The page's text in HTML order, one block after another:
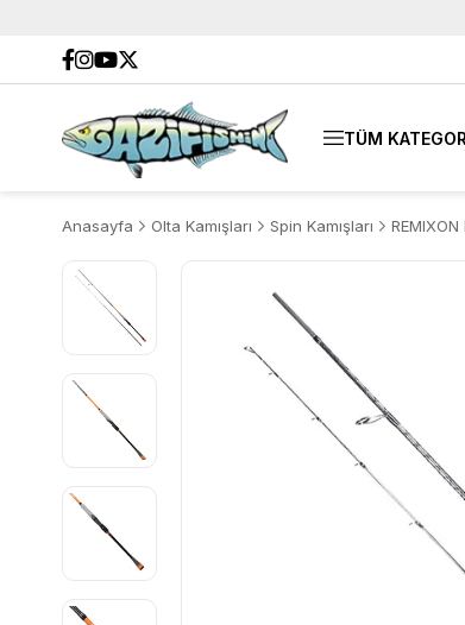
TÜM
Anasayfa Olta Kamışları Spin Kamışları